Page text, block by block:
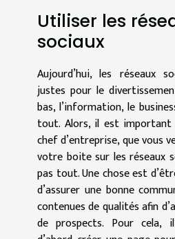
Utiliser les
sociaux
Aujourd’hui, les réseaux
justes pour le
bas, l’information, le
tout. Alors, il est
chef d’entreprise, que vous
votre boite sur les réseaux
pas tout. Une chose est
d’assurer une bonne
contenues de qualités afin
de prospects. Pour